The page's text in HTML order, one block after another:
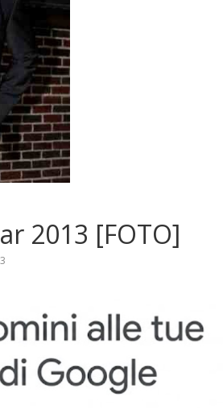
2013 [FOTO]